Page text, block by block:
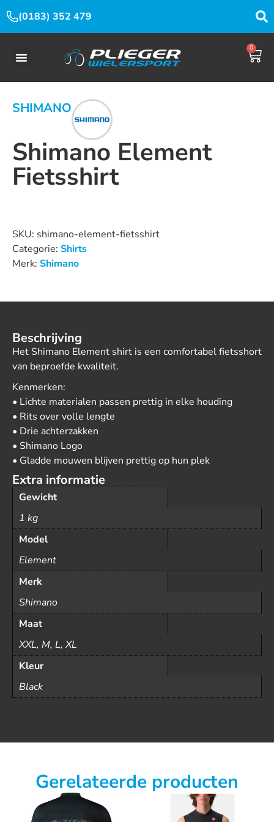
(0183) 352 479
0
SHIMANO
Shimano Element
Fietsshirt
SKU: shimano-element-fietsshirt
Categorie: Shirts
Merk: Shimano
Beschrijving
Het Shimano Element shirt is een comfortabel fietsshort
van beproefde kwaliteit.
Kenmerken:
• Lichte materialen passen prettig in elke houding
• Rits over volle lengte
• Drie achterzakken
• Shimano Logo
• Gladde mouwen blijven prettig op hun plek
Extra informatie
Gewicht
1 kg
Model
Element
Merk
Shimano
Maat
XXL, M, L, XL
Kleur
Black
Gerelateerde producten